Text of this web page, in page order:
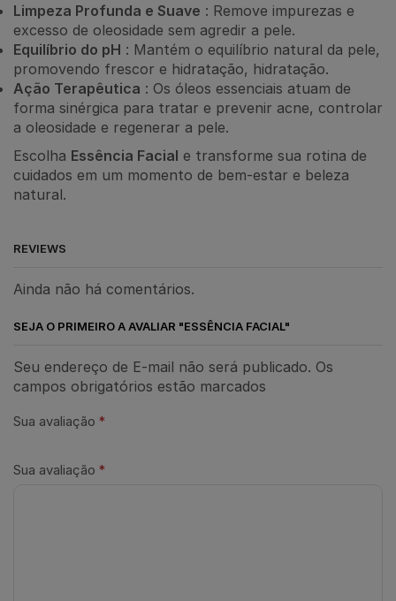
Limpeza Profunda e Suave : Remove impurezas e
excesso de oleosidade sem agredir a pele.
Equilíbrio do pH : Mantém o equilíbrio natural da pele,
promovendo frescor e hidratação, hidratação.
Ação Terapêutica : Os óleos essenciais atuam de
forma sinérgica para tratar e prevenir acne, controlar
a oleosidade e regenerar a pele.
Escolha Essência Facial e transforme sua rotina de
cuidados em um momento de bem-estar e beleza
natural.
REVIEWS
Ainda não há comentários.
SEJA O PRIMEIRO A AVALIAR "ESSÊNCIA FACIAL"
Seu endereço de E-mail não será publicado. Os
campos obrigatórios estão marcados
Sua avaliação *
Sua avaliação *